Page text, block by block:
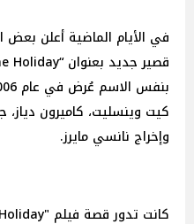
في الأيام الماضية أعلن
كيت وينسليت، كاميرون دياز،
وإخراج نانسي مايرز.